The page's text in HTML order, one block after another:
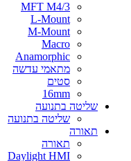
MFT M4/3
L-Mount
M-Mount
Macro
Anamorphic
מתאמי עדשה
סטים
16mm
שליטה בתנועה
שליטה בתנועה
תאורה
תאורה
Daylight HMI